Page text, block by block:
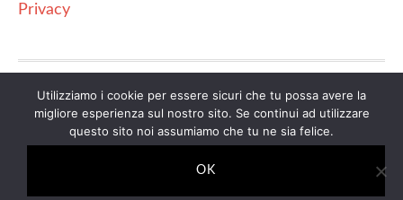
Privacy
IL SITO PARTECIPA A PROGRAMMI DI AFFILIAZIONE
COME IL PROGRAMMA AFFILIAZIONE AMAZON EU, UN
PROGRAMMA DI AFFILIAZIONE CHE PERMETTE AI SITI
PUBBLICIZZANDO E FORNENDO LINK AL SITO
Utilizziamo i cookie per essere sicuri che tu possa avere la
migliore esperienza sul nostro sito. Se continui ad utilizzare
questo sito noi assumiamo che tu ne sia felice.
OK